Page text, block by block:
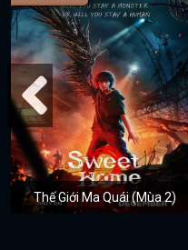
Thế Giới Ma Quái (Mùa 2)